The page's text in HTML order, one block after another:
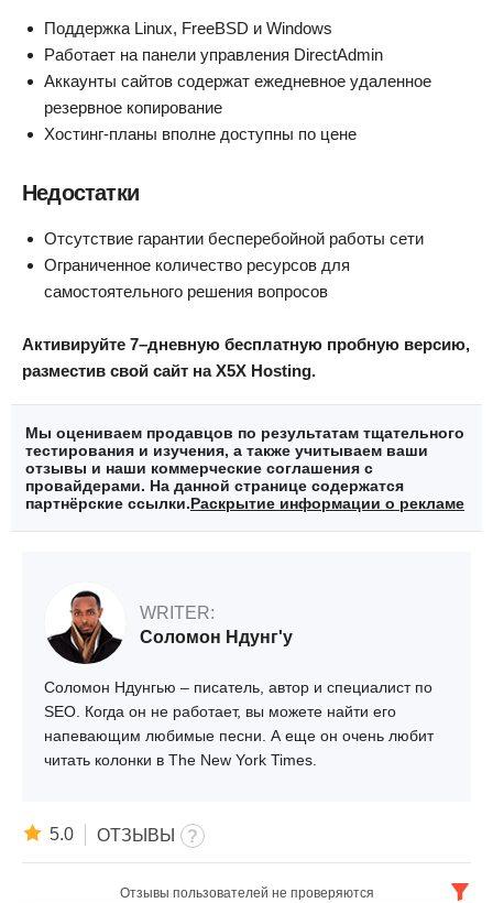
Поддержка Linux, FreeBSD и Windows
Работает на панели управления DirectAdmin
Аккаунты сайтов содержат ежедневное удаленное
резервное копирование
Хостинг-планы вполне доступны по цене
Недостатки
Отсутствие гарантии бесперебойной работы сети
Ограниченное количество ресурсов для
самостоятельного решения вопросов
Активируйте 7–дневную бесплатную пробную версию,
разместив свой сайт на X5X Hosting.
Мы оцениваем продавцов по результатам тщательного
тестирования и изучения, а также учитываем ваши
отзывы и наши коммерческие соглашения с
провайдерами. На данной странице содержатся
партнёрские ссылки.Раскрытие информации о рекламе
WRITER:
Соломон Ндунг'у
Соломон Ндунгью – писатель, автор и специалист по
SEO. Когда он не работает, вы можете найти его
напевающим любимые песни. А еще он очень любит
читать колонки в The New York Times.
5.0 ОТЗЫВЫ
Отзывы пользователей не проверяются